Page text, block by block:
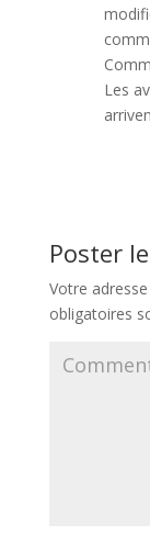
Les
Poster
Votre
obligatoires